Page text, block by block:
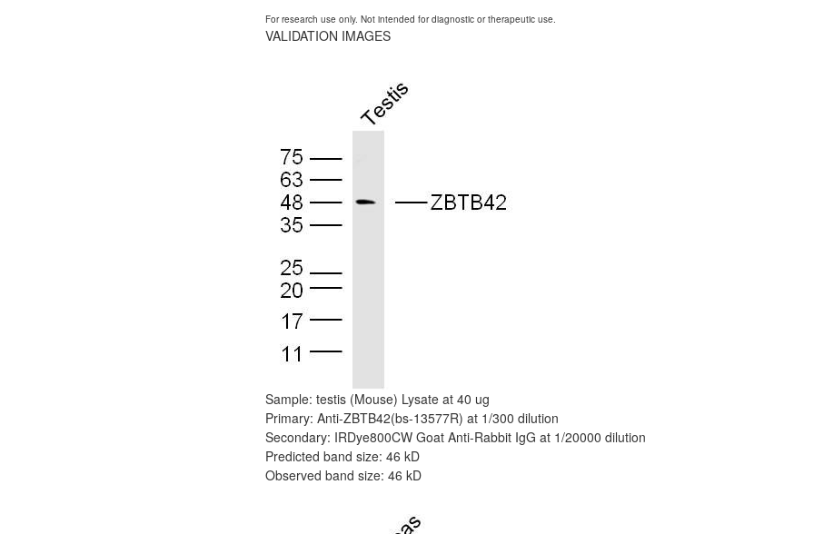
For research use only. Not intended for diagnostic or therapeutic use.
VALIDATION IMAGES
Sample: testis (Mouse) Lysate at 40 ug
Primary: Anti-ZBTB42(bs-13577R) at 1/300 dilution
Secondary: IRDye800CW Goat Anti-Rabbit IgG at 1/20000 dilution
Predicted band size: 46 kD
Observed band size: 46 kD